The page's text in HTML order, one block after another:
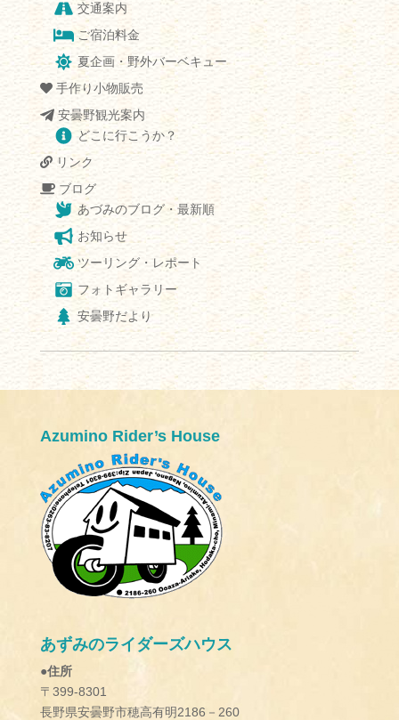
交通案内
ご宿泊料金
夏企画・野外バーベキュー
手作り小物販売
安曇野観光案内
どこに行こうか？
リンク
ブログ
あづみのブログ・最新順
お知らせ
ツーリング・レポート
フォトギャラリー
安曇野だより
Azumino Rider’s House
あずみのライダーズハウス
●住所
〒399-8301
長野県安曇野市穂高有明2186－260